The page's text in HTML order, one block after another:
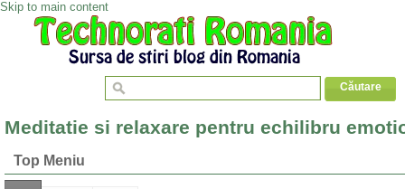
Skip to main content
Meditatie si relaxare pentru echilibru
Top Meniu